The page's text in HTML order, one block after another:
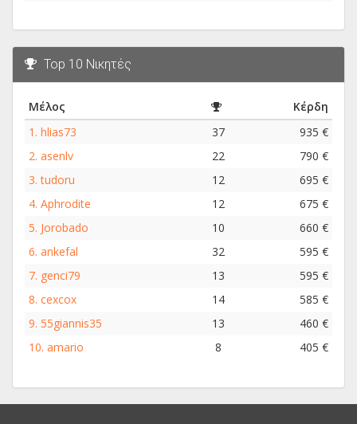
Top 10 Νικητές
Μέλος
Κέρδη
1. hlias73 37
935 €
2. asenlv 22
790 €
3.tudoru 12
695 €
4. Aphrodite 12
675 €
5. Jorobado 10
660 €
6. ankefal 32
595 €
7. genci79 13
595 €
8. cexcox 14
585 €
9. 55giannis35 13
460 €
10. amario 8 405 €